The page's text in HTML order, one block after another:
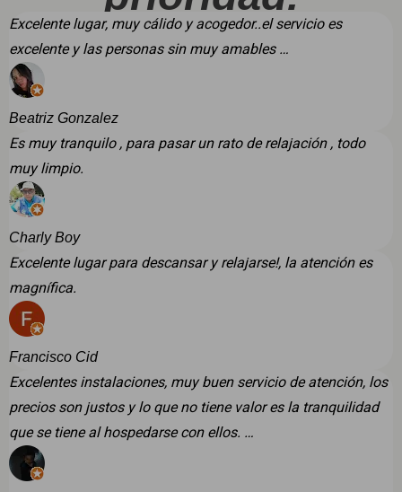
Excelente lugar, muy cálido y acogedor..el servicio es
excelente y las personas sin muy amables …
Beatriz Gonzalez
Es muy tranquilo , para pasar un rato de relajación , todo
muy limpio.
Charly Boy
Excelente lugar para descansar y relajarse!, la atención es
magnífica.
Francisco Cid
Excelentes instalaciones, muy buen servicio de atención, los
precios son justos y lo que no tiene valor es la tranquilidad
que se tiene al hospedarse con ellos. …